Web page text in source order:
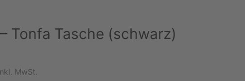
Tonfa Tasche (schwarz)
MwSt.